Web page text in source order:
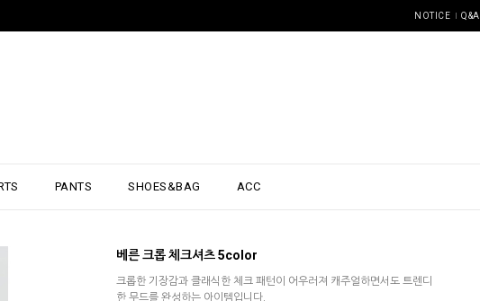
NOTICE Q&A
PANTS SHOES&BAG ACC
베른 크롭 체크셔츠 5color
크롭한 기장감과 클래식한 체크 패턴이 어우러져 캐주얼하면서도 트렌디
한 무드를 완성하는 아이템입니다.